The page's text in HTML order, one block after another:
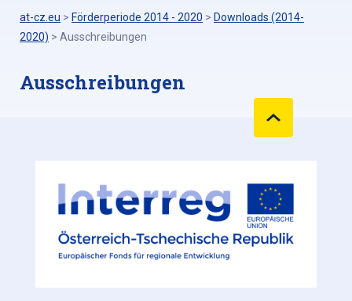
at-cz.eu > Förderperiode 2014 - 2020 > Downloads (2014-
2020) > Ausschreibungen
Ausschreibungen